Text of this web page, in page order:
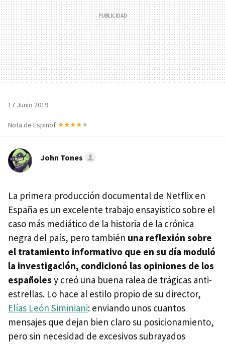
17 Junio 2019
Nota de Espinof
John Tones
La primera producción documental de Netflix en
España es un excelente trabajo ensayistico sobre el
caso más mediático de la historia de la crónica
negra del país, pero también una reflexión sobre
el tratamiento informativo que en su día moduló
la investigación, condicionó las opiniones de los
españoles y creó una buena ralea de trágicas anti-
estrellas. Lo hace al estilo propio de su director,
Elías León Siminiani: enviando unos cuantos
mensajes que dejan bien claro su posicionamiento,
pero sin necesidad de excesivos subrayados